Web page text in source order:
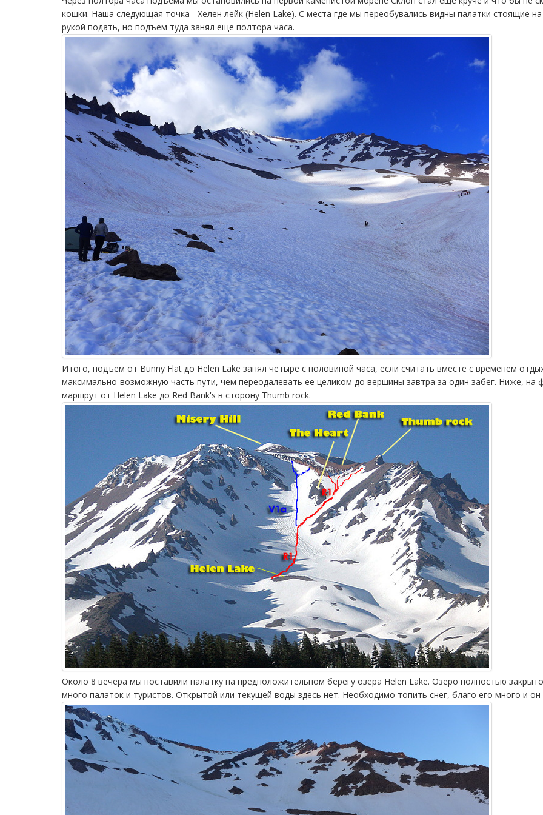
кошки. Наша следующая точка - Хелен лейк (Helen Lake). С места где мы переобувались видны палатки стоящие
рукой подать, но подъем туда занял еще полтора часа.
Итого, подъем от Bunny Flat до Helen Lake занял четыре с половиной часа, если считать вместе с временем
максимально-возможную часть пути, чем переодалевать ее целиком до вершины завтра за один забег. Ниже,
маршрут от Helen Lake до Red Bank's в сторону Thumb rock.
Около 8 вечера мы поставили палатку на предположительном берегу озера Helen Lake. Озеро полностью
много палаток и туристов. Открытой или текущей воды здесь нет. Необходимо топить снег, благо его много и он